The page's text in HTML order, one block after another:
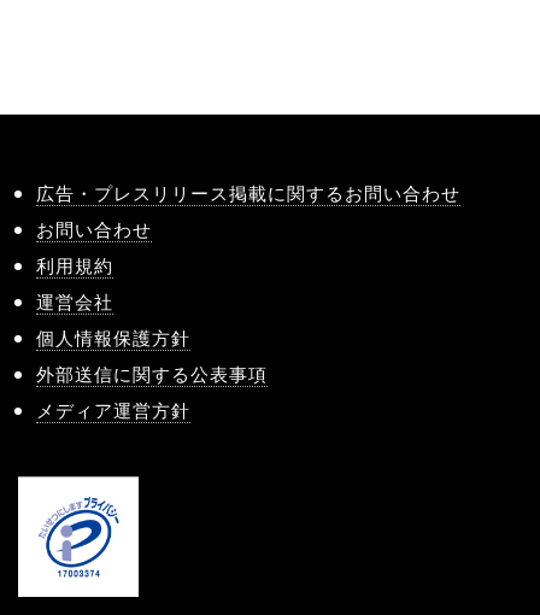
広告・プレスリリース掲載に関するお問い合わせ
お問い合わせ
利用規約
運営会社
個人情報保護方針
外部送信に関する公表事項
メディア運営方針